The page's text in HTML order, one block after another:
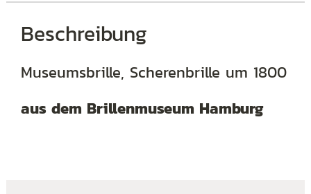
Beschreibung
Museumsbrille, Scherenbrille um 1800
aus dem Brillenmuseum Hamburg